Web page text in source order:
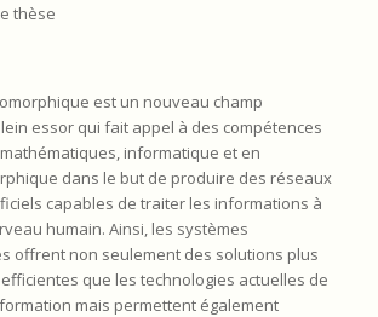
thèse
est un nouveau champ
essor qui fait appel à des compétences
informatique et en
dans le but de produire des réseaux
capables de traiter les informations à
humain. Ainsi, les systèmes
offrent non seulement des solutions plus
que les technologies actuelles de
mais permettent également